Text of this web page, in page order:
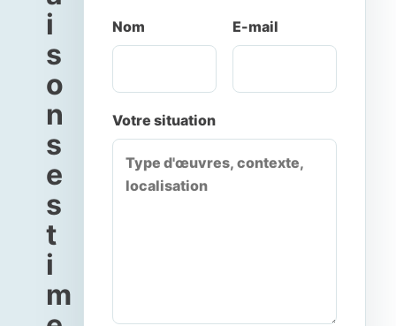
i
s
o
n
s
e
s
t
i
m
Nom E-mail
Votre situation